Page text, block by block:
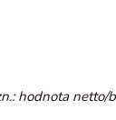
hodnota netto/